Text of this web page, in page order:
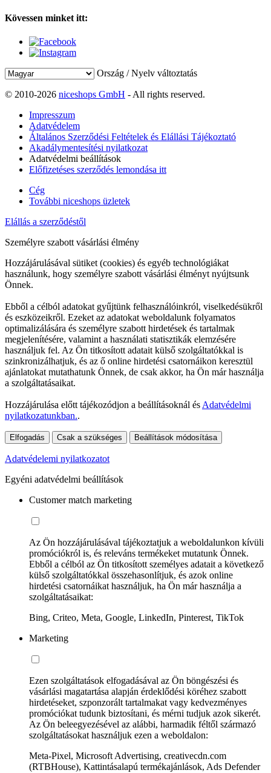
Kövessen minket itt:
Ország / Nyelv változtatás
© 2010-2026 niceshops GmbH - All rights reserved.
Impresszum
Adatvédelem
Általános Szerződési Feltételek és Elállási Tájékoztató
Akadálymentesítési nyilatkozat
Adatvédelmi beállítások
Előfizetéses szerződés lemondása itt
Cég
További niceshops üzletek
Elállás a szerződéstől
Személyre szabott vásárlási élmény
Hozzájárulásával sütiket (cookies) és egyéb technológiákat
használunk, hogy személyre szabott vásárlási élményt nyújtsunk
Önnek.
Ebből a célból adatokat gyűjtünk felhasználóinkról, viselkedésükről
és eszközeikről. Ezeket az adatokat weboldalunk folyamatos
optimalizálására és személyre szabott hirdetések és tartalmak
megjelenítésére, valamint a használati statisztikák elemzésére
használjuk fel. Az Ön titkosított adatait külső szolgáltatókkal is
szinkronizálhatjuk, és az ő online hirdetési csatornáikon keresztül
ajánlatokat mutathatunk Önnek, de csak akkor, ha Ön már használja
a szolgáltatásaikat.
Hozzájárulása előtt tájékozódjon a beállításoknál és Adatvédelmi
nyilatkozatunkban..
Elfogadás Csak a szükséges Beállítások módosítása
Adatvédelemi nyilatkozatot
Egyéni adatvédelmi beállítások
Customer match marketing
Az Ön hozzájárulásával tájékoztatjuk a weboldalunkon kívüli
promóciókról is, és releváns termékeket mutatunk Önnek.
Ebből a célból az Ön titkosított személyes adatait a következő
külső szolgáltatókkal összehasonlítjuk, és azok online
hirdetési csatornáikat használjuk, ha Ön már használja a
szolgáltatásaikat:
Bing, Criteo, Meta, Google, LinkedIn, Pinterest, TikTok
Marketing
Ezen szolgáltatások elfogadásával az Ön böngészési és
vásárlási magatartása alapján érdeklődési köréhez szabott
hirdetéseket, szponzorált tartalmakat vagy kedvezményes
promóciókat tudunk biztosítani, és mérni tudjuk azok sikerét.
Az Ön beleegyezésével az alábbi, harmadik féltől származó
szolgáltatásokat használjuk ezen a weboldalon:
Meta-Pixel, Microsoft Advertising, creativecdn.com
(RTBHouse), Kattintásalapú termékajánlások, Ads Defender